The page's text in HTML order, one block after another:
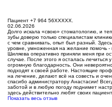
Пациент +7 964 56XXXXX.
02.06.2026
Долго искала «свою» стоматологию​, и
зубы доверю только специалистам
с чем сравнивать, опыт был разный.
уровне, умноженная на желание помочь -
Шиляева оперативно приняли меня при
случае. После этого я осталась
огромную благодарность. Они
подходят к своей работе. Настоящие
на лечение, делают всё на совесть и
спасибо администратору Анастасии!
заботой и в любую погоду поднимет
здесь действительно любят своих
Показать весь отзыв